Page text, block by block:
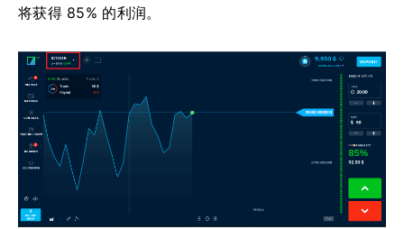
将获得 85% 的利润。